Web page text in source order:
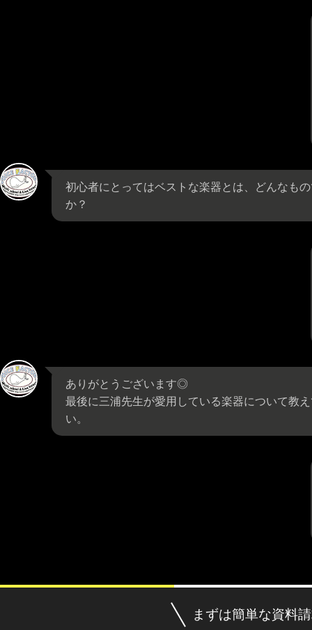
初心者にとってはベストな楽器とは、どんなも
か？
ありがとうございます◎
最後に三浦先生が愛用している楽器について教
い。
まずは簡単な資料